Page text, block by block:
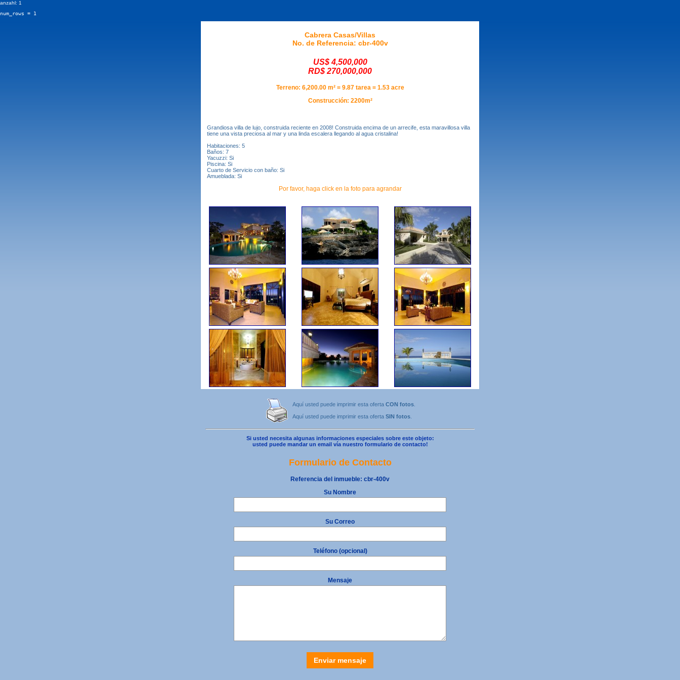
anzahl: 1
num_rows = 1
Cabrera Casas/Villas
No. de Referencia: cbr-400v
US$ 4,500,000
RD$ 270,000,000
Terreno: 6,200.00 m² = 9.87 tarea = 1.53 acre
Construcción: 2200m²
Grandiosa villa de lujo, construida reciente en 2008! Construida encima de un arrecife, esta maravillosa villa
tiene una vista preciosa al mar y una linda escalera llegando al agua cristalina!
Habitaciones: 5
Baños: 7
Yacuzzi: Si
Piscina: Si
Cuarto de Servicio con baño: Si
Amueblada: Si
Por favor, haga click en la foto para agrandar
Aquí usted puede imprimir esta oferta CON fotos
Aquí usted puede imprimir esta oferta SIN fotos
Si usted necesita algunas informaciones especiales sobre este objeto:
usted puede mandar un email vía nuestro formulario de contacto!
Formulario de Contacto
Referencia del inmueble: cbr-400v
Su Nombre
Su Correo
Teléfono (opcional)
Mensaje
Enviar mensaje